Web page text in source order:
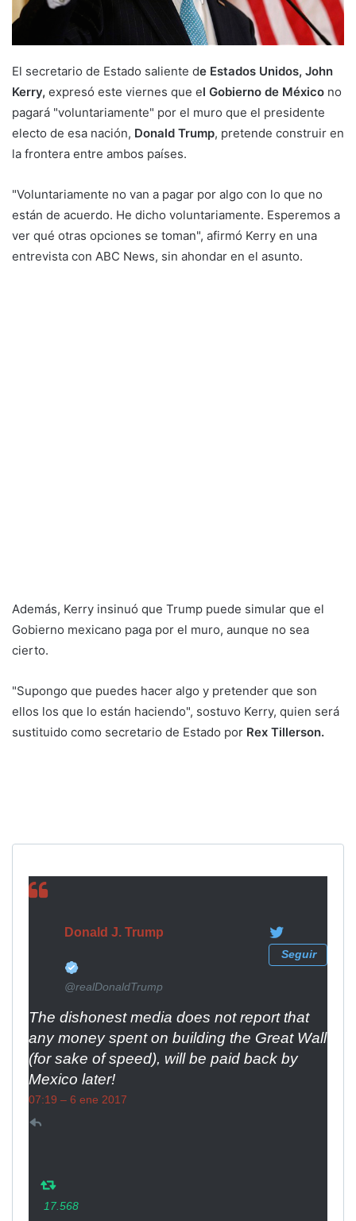
El secretario de Estado saliente de Estados Unidos, John
Kerry, expresó este viernes que el Gobierno de México no
pagará "voluntariamente" por el muro que el presidente
electo de esa nación, Donald Trump, pretende construir en
la frontera entre ambos países.
"Voluntariamente no van a pagar por algo con lo que no
están de acuerdo. He dicho voluntariamente. Esperemos a
ver qué otras opciones se toman", afirmó Kerry en una
entrevista con ABC News, sin ahondar en el asunto.
Además, Kerry insinuó que Trump puede simular que el
Gobierno mexicano paga por el muro, aunque no sea
cierto.
"Supongo que puedes hacer algo y pretender que son
ellos los que lo están haciendo", sostuvo Kerry, quien será
sustituido como secretario de Estado por Rex Tillerson.
Seguir
Donald J. Trump
✔
@realDonaldTrump
The dishonest media does not report that
any money spent on building the Great Wall
(for sake of speed), will be paid back by
Mexico later!
07:19 – 6 ene 2017
17.568